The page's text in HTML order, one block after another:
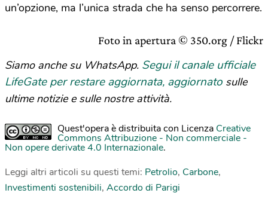
un’opzione, ma l’unica strada che ha senso percorrere.
Foto in apertura © 350.org / Flickr
Siamo anche su WhatsApp. Segui il canale ufficiale
LifeGate per restare aggiornata, aggiornato sulle
ultime notizie e sulle nostre attività.
Quest'opera è distribuita con Licenza Creative
Commons Attribuzione - Non commerciale -
Non opere derivate 4.0 Internazionale.
Leggi altri articoli su questi temi: Petrolio, Carbone,
Investimenti sostenibili, Accordo di Parigi